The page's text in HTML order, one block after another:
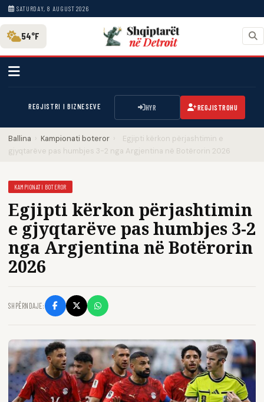
SATURDAY, 8 AUGUST 2026
54°F
REGJISTRI I BIZNESEVE HYR REGJISTROHU
Ballina › Kampionati boteror ›
Egjipti kërkon përjashtimin e
gjyqtarëve pas humbjes 3-2 nga Argjentina në Botërorin 2026
KAMPIONATI BOTEROR
Egjipti kërkon përjashtimin
e gjyqtarëve pas humbjes 3-2
nga Argjentina në Botërorin
2026
SHPËRNDAJE: